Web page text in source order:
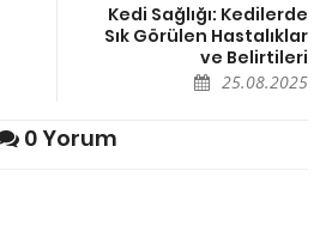
Kedi Sağlığı: Kedilerde
Sık Görülen Hastalıklar
ve Belirtileri
25.08.2025
0 Yorum